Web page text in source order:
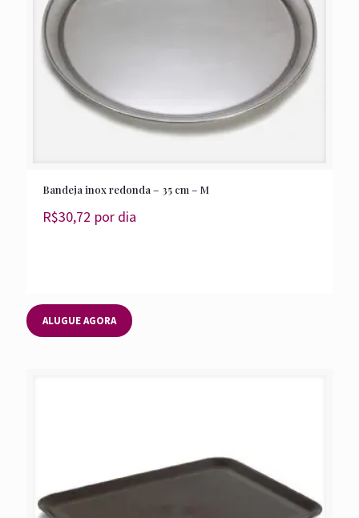
Bandeja inox redonda – 35 cm – M
R$30,72 por dia
ALUGUE AGORA